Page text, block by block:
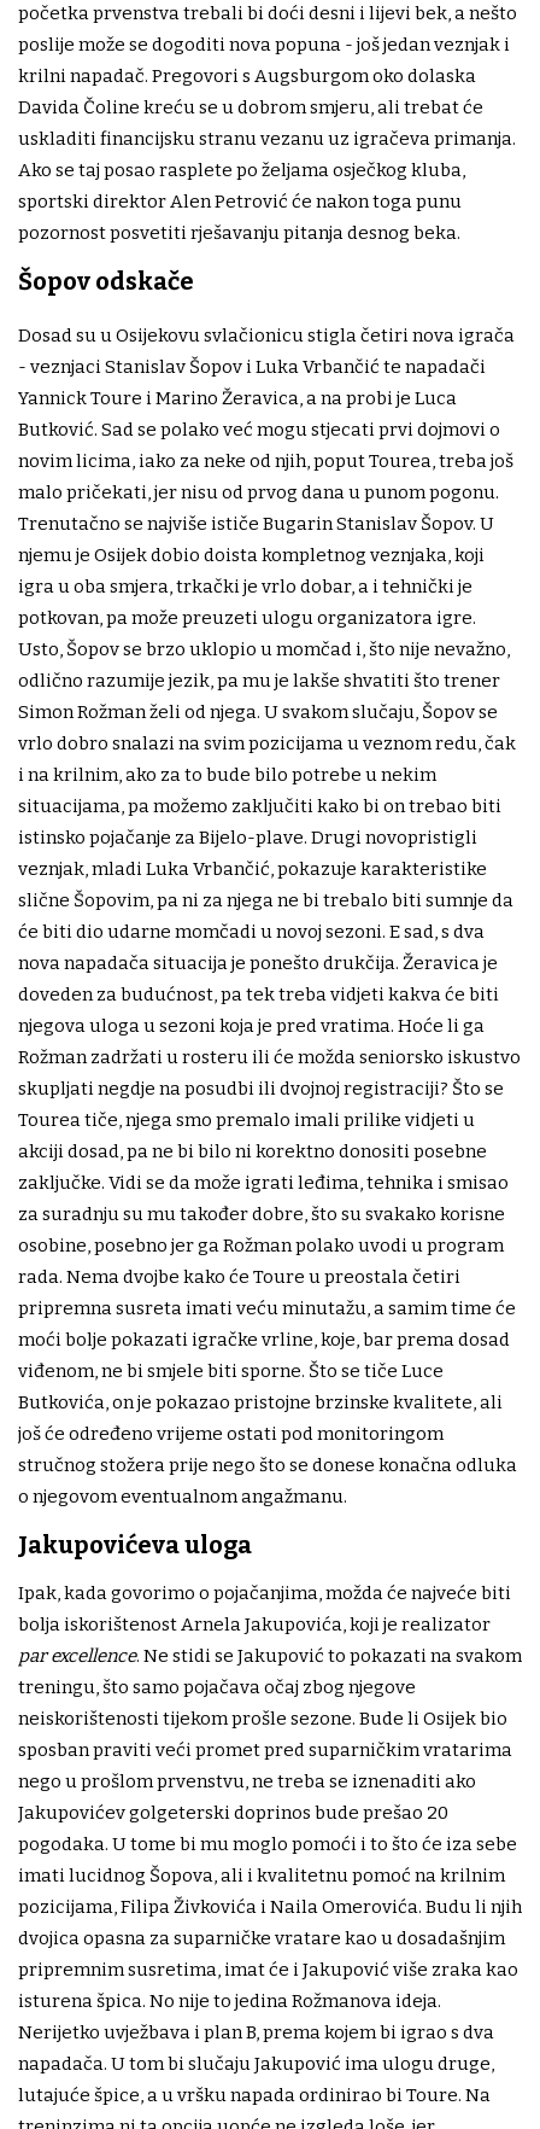
početka prvenstva trebali bi doći desni i lijevi bek, a nešto
poslije može se dogoditi nova popuna - još jedan veznjak i
krilni napadač. Pregovori s Augsburgom oko dolaska
Davida Čoline kreću se u dobrom smjeru, ali trebat će
uskladiti financijsku stranu vezanu uz igračeva primanja.
Ako se taj posao rasplete po željama osječkog kluba,
sportski direktor Alen Petrović će nakon toga punu
pozornost posvetiti rješavanju pitanja desnog beka.
Šopov odskače
Dosad su u Osijekovu svlačionicu stigla četiri nova igrača
- veznjaci Stanislav Šopov i Luka Vrbančić te napadači
Yannick Toure i Marino Žeravica, a na probi je Luca
Butković. Sad se polako već mogu stjecati prvi dojmovi o
novim licima, iako za neke od njih, poput Tourea, treba još
malo pričekati, jer nisu od prvog dana u punom pogonu.
Trenutačno se najviše ističe Bugarin Stanislav Šopov. U
njemu je Osijek dobio doista kompletnog veznjaka, koji
igra u oba smjera, trkački je vrlo dobar, a i tehnički je
potkovan, pa može preuzeti ulogu organizatora igre.
Usto, Šopov se brzo uklopio u momčad i, što nije nevažno,
odlično razumije jezik, pa mu je lakše shvatiti što trener
Simon Rožman želi od njega. U svakom slučaju, Šopov se
vrlo dobro snalazi na svim pozicijama u veznom redu, čak
i na krilnim, ako za to bude bilo potrebe u nekim
situacijama, pa možemo zaključiti kako bi on trebao biti
istinsko pojačanje za Bijelo-plave. Drugi novopristigli
veznjak, mladi Luka Vrbančić, pokazuje karakteristike
slične Šopovim, pa ni za njega ne bi trebalo biti sumnje da
će biti dio udarne momčadi u novoj sezoni. E sad, s dva
nova napadača situacija je ponešto drukčija. Žeravica je
doveden za budućnost, pa tek treba vidjeti kakva će biti
njegova uloga u sezoni koja je pred vratima. Hoće li ga
Rožman zadržati u rosteru ili će možda seniorsko iskustvo
skupljati negdje na posudbi ili dvojnoj registraciji? Što se
Tourea tiče, njega smo premalo imali prilike vidjeti u
akciji dosad, pa ne bi bilo ni korektno donositi posebne
zaključke. Vidi se da može igrati leđima, tehnika i smisao
za suradnju su mu također dobre, što su svakako korisne
osobine, posebno jer ga Rožman polako uvodi u program
rada. Nema dvojbe kako će Toure u preostala četiri
pripremna susreta imati veću minutažu, a samim time će
moći bolje pokazati igračke vrline, koje, bar prema dosad
viđenom, ne bi smjele biti sporne. Što se tiče Luce
Butkovića, on je pokazao pristojne brzinske kvalitete, ali
još će određeno vrijeme ostati pod monitoringom
stručnog stožera prije nego što se donese konačna odluka
o njegovom eventualnom angažmanu.
Jakupovićeva uloga
Ipak, kada govorimo o pojačanjima, možda će najveće biti
bolja iskorištenost Arnela Jakupovića, koji je realizator
par excellence. Ne stidi se Jakupović to pokazati na svakom
treningu, što samo pojačava očaj zbog njegove
neiskorištenosti tijekom prošle sezone. Bude li Osijek bio
sposban praviti veći promet pred suparničkim vratarima
nego u prošlom prvenstvu, ne treba se iznenaditi ako
Jakupovićev golgeterski doprinos bude prešao 20
pogodaka. U tome bi mu moglo pomoći i to što će iza sebe
imati lucidnog Šopova, ali i kvalitetnu pomoć na krilnim
pozicijama, Filipa Živkovića i Naila Omerovića. Budu li njih
dvojica opasna za suparničke vratare kao u dosadašnjim
pripremnim susretima, imat će i Jakupović više zraka kao
isturena špica. No nije to jedina Rožmanova ideja.
Nerijetko uvježbava i plan B, prema kojem bi igrao s dva
napadača. U tom bi slučaju Jakupović ima ulogu druge,
lutajuće špice, a u vršku napada ordinirao bi Toure. Na